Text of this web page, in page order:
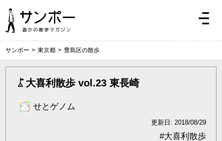
サンポー > 東京都 > 豊島区の散歩
大喜利散歩 vol.23 東長崎
せとゲノム
更新日: 2018/08/29
#大喜利散歩